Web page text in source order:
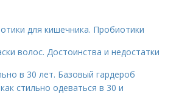
для кишечника. Пробиотики
волос. Достоинства и недостатки
в 30 лет. Базовый гардероб
стильно одеваться в 30 и